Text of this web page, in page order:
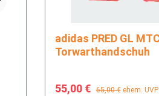
adidas PRED GL MTC FS
Torwarthandschuh
Verkaufspreis:
55,00 € Regulärer Preis:
65,00 € ehem. UVP